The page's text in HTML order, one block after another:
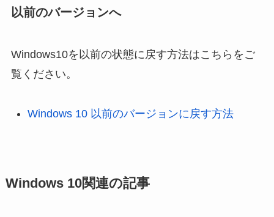
以前のバージョンへ
Windows10を以前の状態に戻す方法はこちらをご
覧ください。
Windows 10 以前のバージョンに戻す方法
Windows 10関連の記事